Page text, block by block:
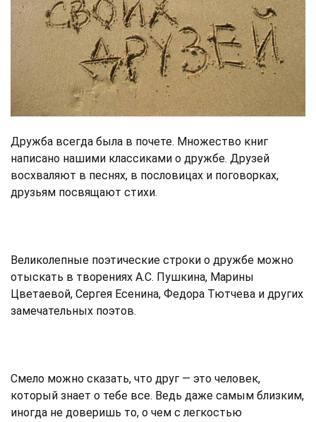
Дружба всегда была в почете. Множество книг
написано нашими классиками о дружбе. Друзей
восхваляют в песнях, в пословицах и поговорках,
друзьям посвящают стихи.
Великолепные поэтические строки о дружбе можно
отыскать в творениях А.С. Пушкина, Марины
Цветаевой, Сергея Есенина, Федора Тютчева и других
замечательных поэтов.
Смело можно сказать, что друг — это человек,
который знает о тебе все. Ведь даже самым близким,
иногда не доверишь то, о чем с легкостью